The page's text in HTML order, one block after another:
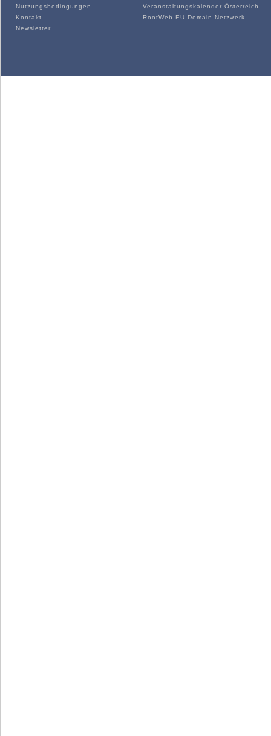
Nutzungsbedingungen
Kontakt
Newsletter
Veranstaltungskalender Österreich
RootWeb.EU Domain Netzwerk